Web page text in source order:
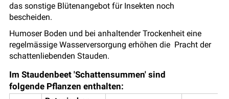
das sonstige Blütenangebot für Insekten noch
bescheiden.
Humoser Boden und bei anhaltender Trockenheit eine
regelmässige Wasserversorgung erhöhen die Pracht der
schattenliebenden Stauden.
Im Staudenbeet 'Schattensummen' sind
folgende Pflanzen enthalten: